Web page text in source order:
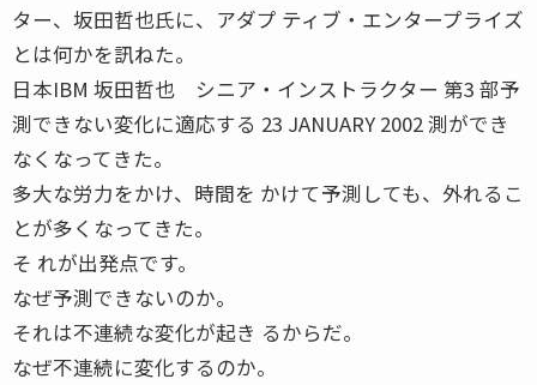
ター、坂田哲也氏に、アダプ ティブ・エンタープライズ
とは何かを訊ねた。
日本IBM 坂田哲也 シニア・インストラクター 第3 部予
測できない変化に適応する 23 JANUARY 2002 測ができ
なくなってきた。
多大な労力をかけ、時間を かけて予測しても、外れるこ
とが多くなってきた。
そ れが出発点です。
なぜ予測できないのか。
それは不連続な変化が起き るからだ。
なぜ不連続に変化するのか。